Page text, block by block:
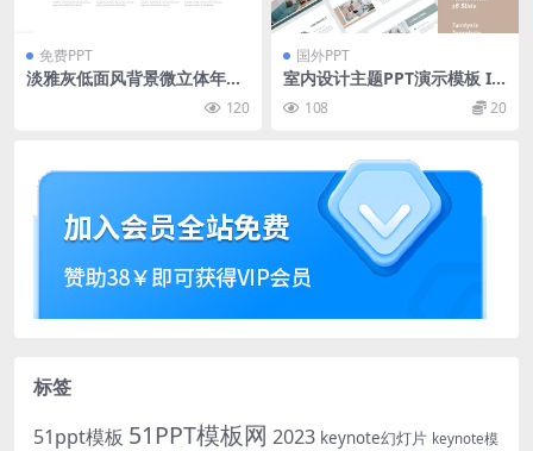
免费PPT
淡雅灰低面风背景微立体年终
总结新年工作计划ppt模板 120
国外PPT
室内设计主题PPT演示模板 In
terior Design PowerPoint P
resentation Template
108 20
标签
51ppt模板 51PPT模板网 2023 keynote幻灯片 keynote模